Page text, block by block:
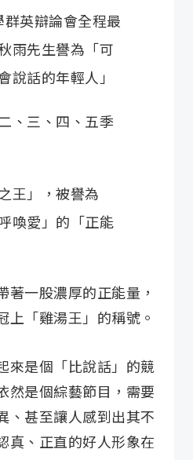
英辯論會全程最
雨先生譽為「可
說話的年輕人」
、三、四、五季
王」，被譽為
喚愛」的「正能
著一股濃厚的正能量，
上「雞湯王」的稱號。
來是個「比說話」的競
然是個綜藝節目，需要
、甚至讓人感到出其不
真、正直的好人形象在